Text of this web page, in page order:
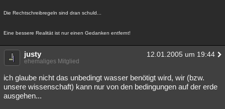
Die Rechtschreibregeln sind dran schuld...
Eine bessere Realität ist nur einen Gedanken entfernt!
justy 12.01.2005 um 19:44
ehemaliges Mitglied
ich glaube nicht das unbedingt wasser benötigt wird, wir (bzw.
unsere wissenschaft) kann nur von den bedingungen auf der erde
ausgehen...